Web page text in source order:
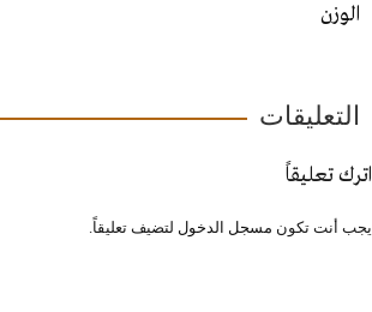
الوزن
التعليقات
اترك تعليقاً
يجب أنت تكون مسجل الدخول لتضيف تعليقاً.